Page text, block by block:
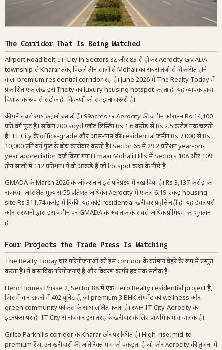
The Corridor That Is Being Watched
Airport Road belt, IT City in Sectors 82 और 83 से होकर Aerocity GMADA
township से Kharar तक, पिछले तीन सालों से Mohali का सबसे तेज़ी से विकसित होने
वाला premium residential corridor रहा है। June 2026 में The Realty Today में
प्रकाशित एक लेख इसे Tricity का luxury housing hotspot कहता है। यह व्यापक दावा
दिशात्मक रूप से सटीक है। विवरणों को समझना ज़रूरी है।
कीमतें सबसे स्पष्ट कहानी बताती हैं। 99acres पर Aerocity की ज़मीन औसतन Rs 14,100
प्रति वर्ग फुट है। सक्रिय 200 sqyd प्लॉट लिस्टिंग Rs 1.6 करोड़ से Rs 2.5 करोड़ तक चलती
हैं। IT City के office-grade और आस-पास की residential ज़मीन Rs 7,000 से Rs
10,000 प्रति वर्ग फुट के बीच कारोबार करती है। Sector 65 में 29.2 प्रतिशत year-on-
year appreciation दर्ज किया गया। Emaar Mohali Hills में Sectors 108 और 109:
तीन सालों में 112 प्रतिशत। ये वो आंकड़े हैं जो hotspot कथा के पीछे हैं।
GMADA के March 2026 के ऑक्शन ने इसे परिप्रेक्ष्य में रख दिया है। Rs 3,137 करोड़ का
राजस्व। आरक्षित मूल्य से 55 प्रतिशत अधिक। Aerocity में एकल 6.19-एकड़ housing
site Rs 311.74 करोड़ में बिकी। यह कोई residential खरीदार प्रवृत्ति नहीं है। यह डेवलपर्स
और संस्थानों द्वारा इस ज़मीन पर GMADA के अब तक के सबसे अधिक प्रीमियम का भुगतान
है।
Four Projects the Trade Press Is Watching
The Realty Today चार परियोजनाओं को इस corridor के वर्तमान चेहरे के रूप में प्रस्तुत
करता है। ये वास्तविक परियोजनाएँ हैं और विवरण काफी हद तक सटीक हैं।
Hero Homes Phase 2, Sector 88 में एक Hero Realty residential project है,
जिसमें चार टावरों में 402 यूनिट हैं, जो premium 3 BHK सेगमेंट को wellness और
green community फोकस के साथ लक्षित करता है। स्थान IT City-Aerocity के
इंटरफेस पर है। IT City से रोज़गार इस तरह के खरीदार के लिए प्राथमिक मांग चालक है।
Gillco Parkhills corridor के Kharar छोर पर स्थित है। High-rise, mid-to-
premium रेंज, उन खरीदारों की अतिरिक्त मांग को पकड़ता है जो कोर Aerocity की तुलना में